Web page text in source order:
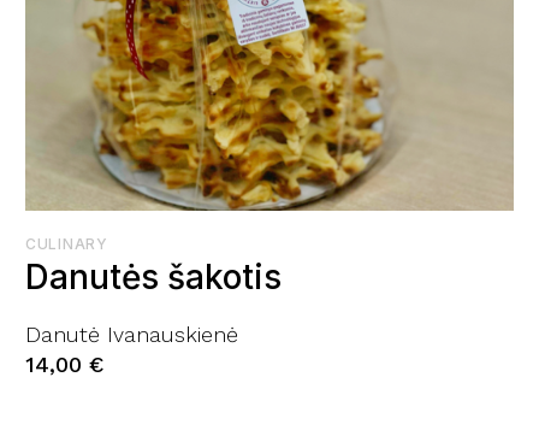
CULINARY
Danutės šakotis
Danutė Ivanauskienė
14,00 €